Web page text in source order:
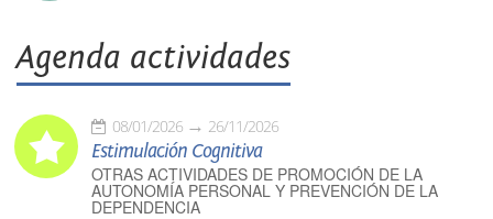
Agenda actividades
08/01/2026 26/11/2026
Estimulación Cognitiva
OTRAS ACTIVIDADES DE PROMOCIÓN DE LA
AUTONOMÍA PERSONAL Y PREVENCIÓN DE LA
DEPENDENCIA